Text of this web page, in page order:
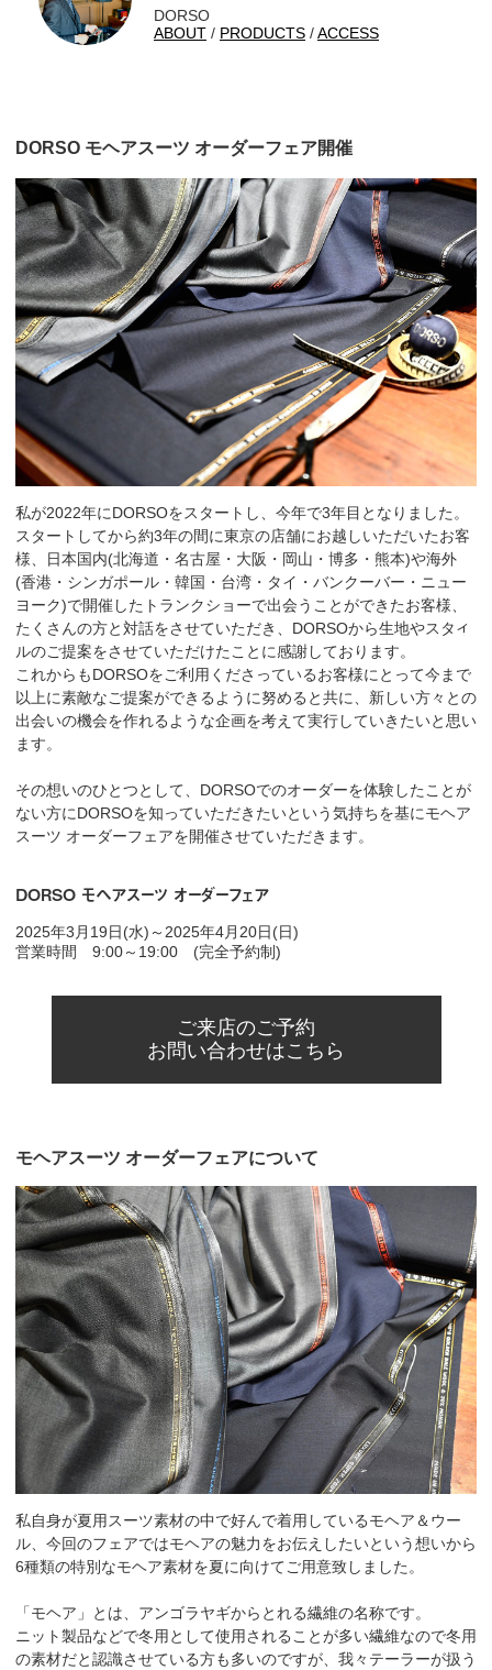
DORSO
ABOUT / PRODUCTS /ACCESS
DORSO モヘアスーツ オーダーフェア開催
私が2022年にDORSOをスタートし、今年で3年目となりました。
スタートしてから約3年の間に東京の店舗にお越しいただいたお客
様、日本国内(北海道・名古屋・大阪・岡山・博多・熊本)や海外
(香港・シンガポール・韓国・台湾・タイ・バンクーバー・ニュー
ヨーク)で開催したトランクショーで出会うことができたお客様、
たくさんの方と対話をさせていただき、DORSOから生地やスタイ
ルのご提案をさせていただけたことに感謝しております。
これからもDORSOをご利用くださっているお客様にとって今まで
以上に素敵なご提案ができるように努めると共に、新しい方々との
出会いの機会を作れるような企画を考えて実行していきたいと思い
ます。
その想いのひとつとして、DORSOでのオーダーを体験したことが
ない方にDORSOを知っていただきたいという気持ちを基にモヘア
スーツ オーダーフェアを開催させていただきます。
DORSO モヘアスーツ オーダーフェア
2025年3月19日(水)～2025年4月20日(日)
営業時間 9:00～19:00 (完全予約制)
ご来店のご予約
お問い合わせはこちら
モヘアスーツ オーダーフェアについて
私自身が夏用スーツ素材の中で好んで着用しているモヘア＆ウー
ル、今回のフェアではモヘアの魅力をお伝えしたいという想いから
6種類の特別なモヘア素材を夏に向けてご用意致しました。
「モヘア」とは、アンゴラヤギからとれる繊維の名称です。
ニット製品などで冬用として使用されることが多い繊維なので冬用
の素材だと認識させている方も多いのですが、我々テーラーが扱う